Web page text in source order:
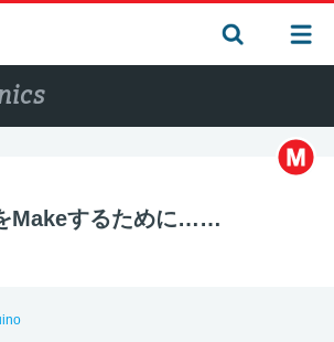
Makeするために……